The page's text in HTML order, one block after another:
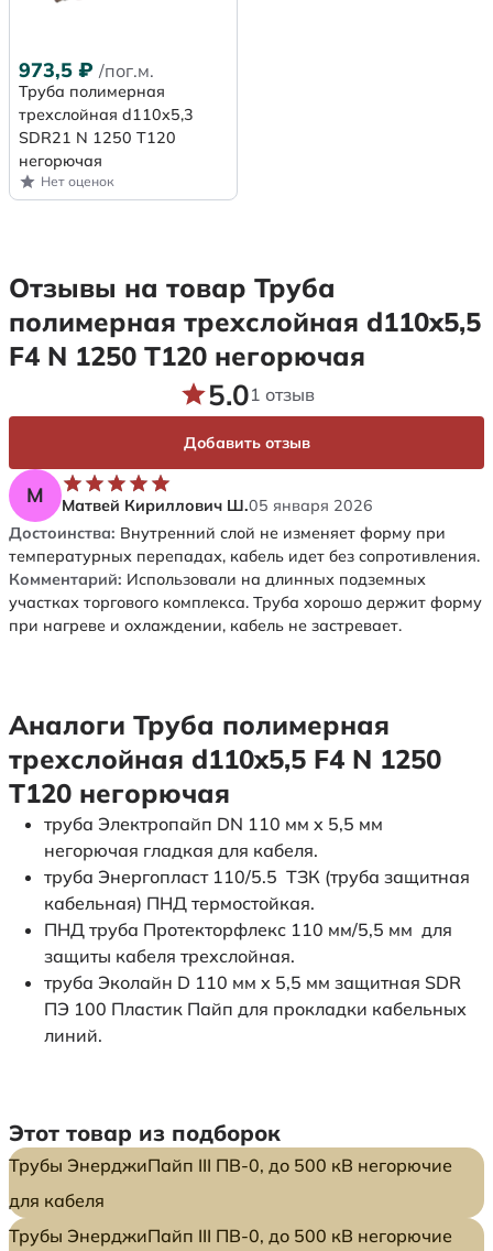
973,5 ₽ /пог.м.
Труба полимерная
трехслойная d110x5,3
SDR21 N 1250 Т120
негорючая
Нет оценок
Отзывы на товар Труба
полимерная трехслойная d110x5,5
F4 N 1250 Т120 негорючая
М Матвей Кириллович Ш.05 января 2026
Достоинства: Внутренний слой не изменяет форму при
температурных перепадах, кабель идет без сопротивления.
Комментарий: Использовали на длинных подземных
участках торгового комплекса. Труба хорошо держит форму
при нагреве и охлаждении, кабель не застревает.
5.01 отзыв
Добавить отзыв
Аналоги Труба полимерная
трехслойная d110x5,5 F4 N 1250
Т120 негорючая
труба Электропайп DN 110 мм x 5,5 мм
негорючая гладкая для кабеля.
труба Энергопласт 110/5.5 ТЗК (труба защитная
кабельная) ПНД термостойкая.
ПНД труба Протекторфлекс 110 мм/5,5 мм для
защиты кабеля трехслойная.
труба Эколайн D 110 мм x 5,5 мм защитная SDR
ПЭ 100 Пластик Пайп для прокладки кабельных
линий.
Этот товар из подборок
Трубы ЭнерджиПайп III ПВ-0, до 500 кВ негорючие
для кабеля
Трубы ЭнерджиПайп III ПВ-0, до 500 кВ негорючие